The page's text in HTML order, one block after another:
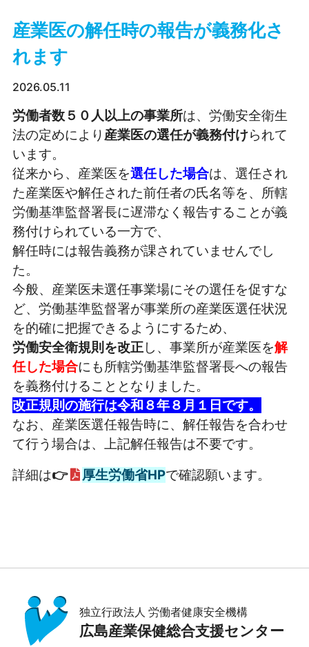
産業医の解任時の報告が義務化さ
れます
2026.05.11
労働者数５０人以上の事業所は、労働安全衛生
法の定めにより 産業医の選任が義務付けられて
います。
従来から、産業医を選任した場合は、選任され
た産業医や解任された前任者の氏名等を、所轄
労働基準監督署長に遅滞なく報告することが義
務付けられている一方で、
解任時には報告義務が課されていませんでし
た。
今般、産業医未選任事業場にその選任を促すな
ど、労働基準監督署が事業所の産業医選任状況
を的確に把握できるようにするため、
労働安全衛規則を改正し、事業所が産業医を解
任した場合にも所轄労働基準監督署長への報告
を義務付けることとなりました。
改正規則の施行は令和８年８月１日です。
なお、産業医選任報告時に、解任報告を合わせ
て行う場合は、上記解任報告は不要です。
詳細は👉 厚生労働省HPで確認願います。
独立行政法人 労働者健康安全機構
広島産業保健総合支援センター